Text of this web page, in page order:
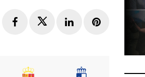
FacebookTwitterLinkedInPinterest